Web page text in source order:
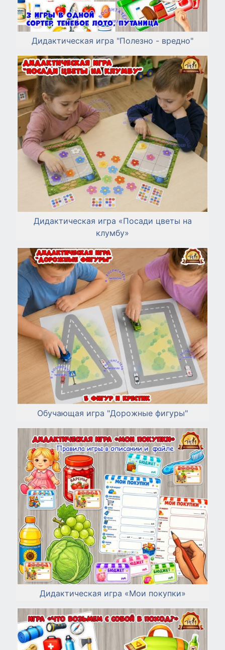
Дидактическая игра "Полезно - вредно"
Дидактическая игра «Посади цветы на
клумбу»
Обучающая игра "Дорожные фигуры"
Дидактическая игра «Мои покупки»